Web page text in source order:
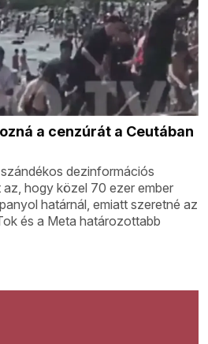
a cenzúrát a Ceutában
dezinformációs
hogy közel 70 ezer ember
határnál, emiatt szeretné az
és a Meta határozottabb